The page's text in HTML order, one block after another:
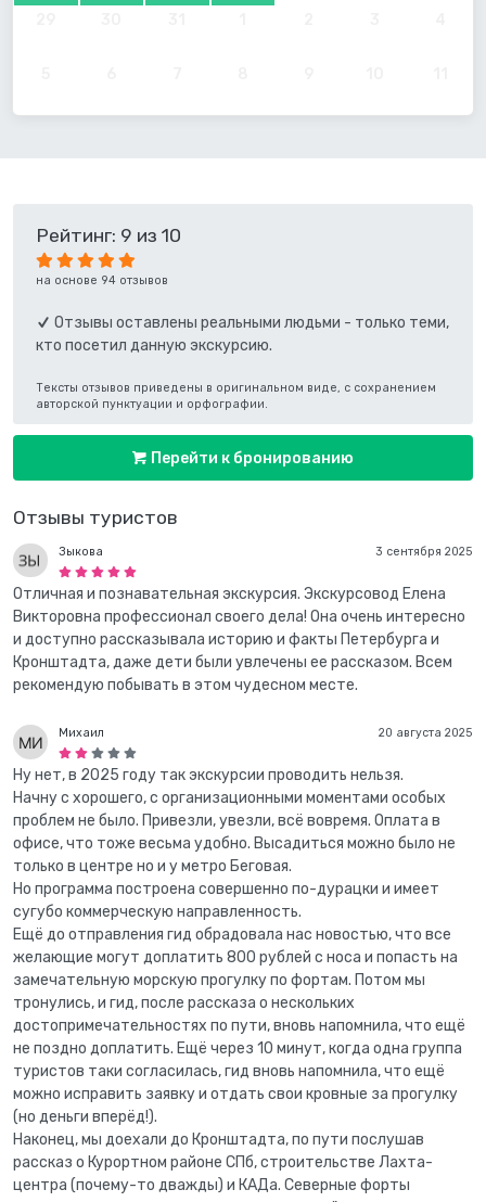
Отзывы туристов
3 сентября 2025
Зыкова
Отличная и познавательная экскурсия. Экскурсовод Елена
Викторовна профессионал своего дела! Она очень интересно
и доступно рассказывала историю и факты Петербурга и
Кронштадта, даже дети были увлечены ее рассказом. Всем
рекомендую побывать в этом чудесном месте.
20 августа 2025
Михаил
Ну нет, в 2025 году так экскурсии проводить нельзя.
Начну с хорошего, с организационными моментами особых
проблем не было. Привезли, увезли, всё вовремя. Оплата в
офисе, что тоже весьма удобно. Высадиться можно было не
только в центре но и у метро Беговая.
Но программа построена совершенно по-дурацки и имеет
сугубо коммерческую направленность.
Ещё до отправления гид обрадовала нас новостью, что все
желающие могут доплатить 800 рублей с носа и попасть на
замечательную морскую прогулку по фортам. Потом мы
тронулись, и гид, после рассказа о нескольких
достопримечательностях по пути, вновь напомнила, что ещё
не поздно доплатить. Ещё через 10 минут, когда одна группа
туристов таки согласилась, гид вновь напомнила, что ещё
можно исправить заявку и отдать свои кровные за прогулку
(но деньги вперёд!).
Наконец, мы доехали до Кронштадта, по пути послушав
рассказ о Курортном районе СПб, строительстве Лахта-
центра (почему-то дважды) и КАДа. Северные форты
Рейтинг: 9 из 10
на основе 94 отзывов
Отзывы оставлены реальными людьми - только теми,
кто посетил данную экскурсию.
Тексты отзывов приведены в оригинальном виде, с сохранением
авторской пунктуации и орфографии.
Перейти к бронированию